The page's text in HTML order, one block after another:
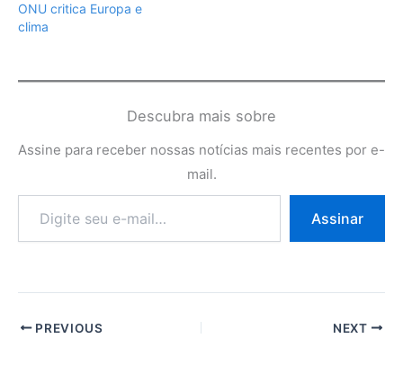
ONU critica Europa e
clima
Descubra mais sobre
Assine para receber nossas notícias mais recentes por e-
mail.
e-
Assinar
PREVIOUS NEXT